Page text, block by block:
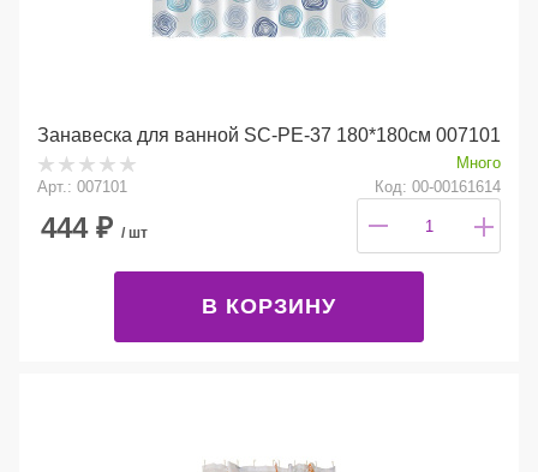
Занавеска для ванной SC-PE-37 180*180см 007101
Много
Арт.: 007101
Код: 00-00161614
444₽ / шт
В КОРЗИНУ